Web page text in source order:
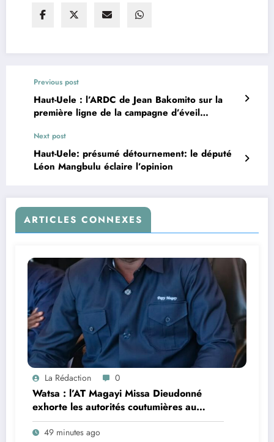
Previous post
Haut-Uele : l’ARDC de Jean Bakomito sur la
première ligne de la campagne d’éveil
Next post
Haut-Uele: présumé détournement: le député
Léon Mangbulu éclaire l’opinion
ARTICLES CONNEXES
La Rédaction 0
Watsa : l’AT Magayi Missa Dieudonné
exhorte les autorités coutumières au
recensement et à l’identification de la
population en vue de renforcer la
49 minutes ago